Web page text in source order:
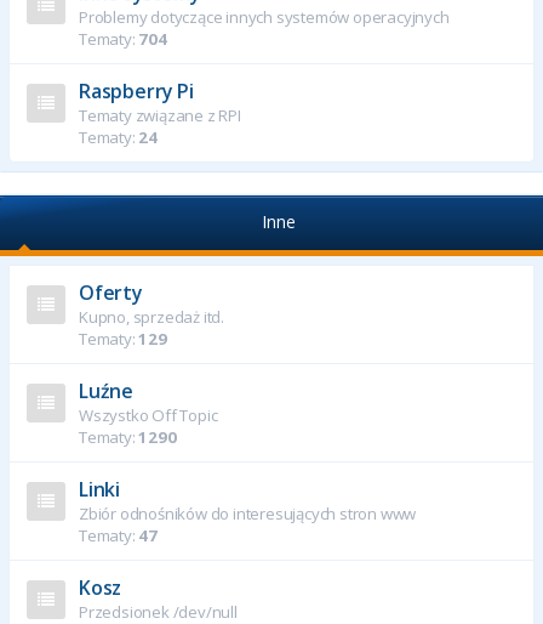
Problemy dotyczące innych systemów operacyjnych
Tematy: 704
Raspberry Pi
Tematy związane z RPI
Tematy: 24
Inne
Oferty
Kupno, sprzedaż itd.
Tematy:129
Luźne
Wszystko Off Topic
Tematy:1290
Linki
Zbiór odnośników do interesujących stron www
Tematy: 47
Kosz
Przedsionek /dev/null